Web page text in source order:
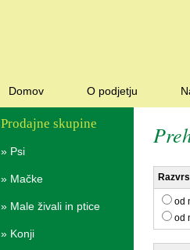
Domov O podjetju
Prodajne skupine
» Psi
» Mačke
» Male živali in ptice
» Konji
od
od